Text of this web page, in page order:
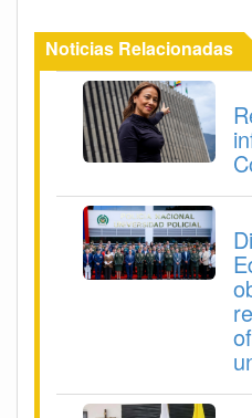
Noticias Relacionadas